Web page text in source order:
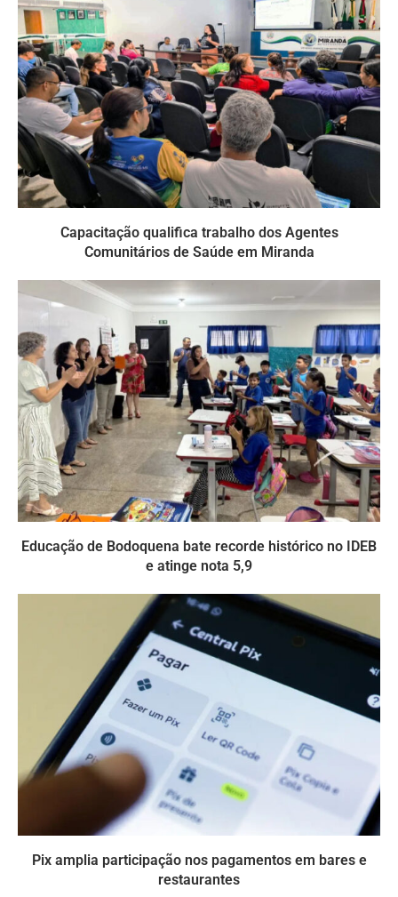
Capacitação qualifica trabalho dos Agentes
Comunitários de Saúde em Miranda
Educação de Bodoquena bate recorde histórico no IDEB
e atinge nota 5,9
Pix amplia participação nos pagamentos em bares e
restaurantes